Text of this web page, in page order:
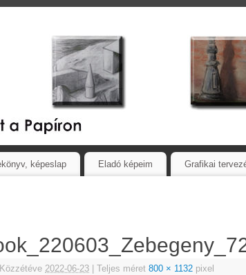
képeslap Eladó képeim Grafikai
Közzétéve 2022-06-23 Teljes méret 800 × 1132 pixel